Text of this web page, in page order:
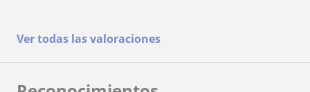
Ver todas las valoraciones